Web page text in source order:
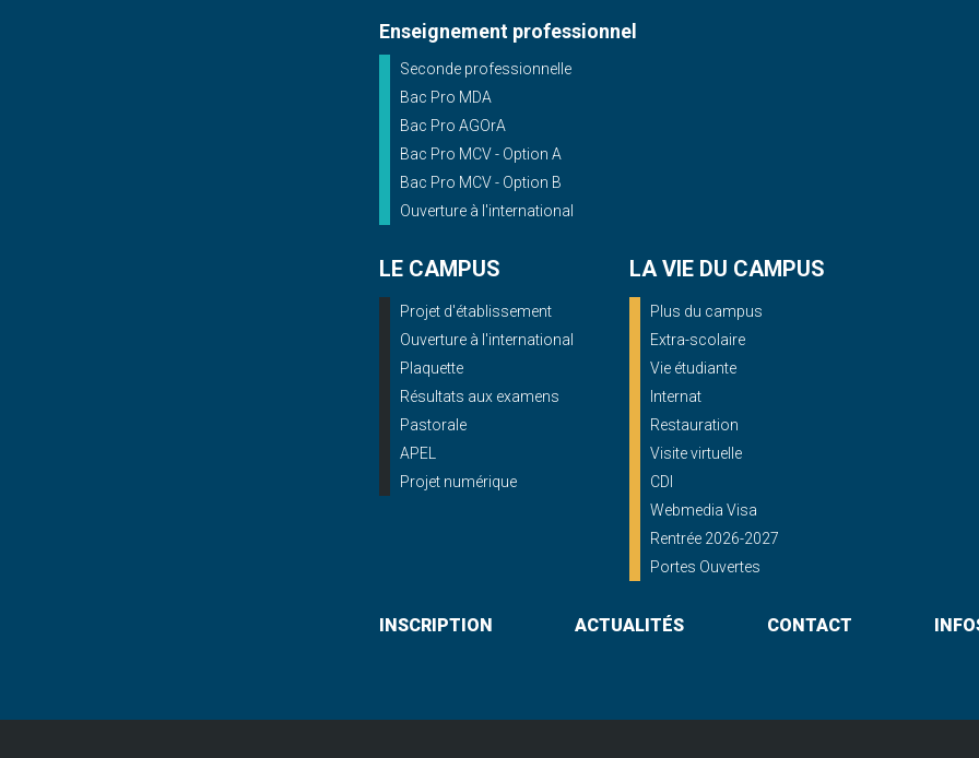
Enseignement professionnel
Seconde professionnelle
Bac Pro MDA
Bac Pro AGOrA
Bac Pro MCV - Option A
Bac Pro MCV - Option B
Ouverture à l'international
LE CAMPUS
Projet d'établissement
Ouverture à l'international
Plaquette
Résultats aux examens
Pastorale
APEL
Projet numérique
LA VIE DU CAMPUS
Plus du campus
Extra-scolaire
Vie étudiante
Internat
Restauration
Visite virtuelle
CDI
Webmedia Visa
Rentrée 2026-2027
Portes Ouvertes
INSCRIPTION ACTUALITÉS CONTACT